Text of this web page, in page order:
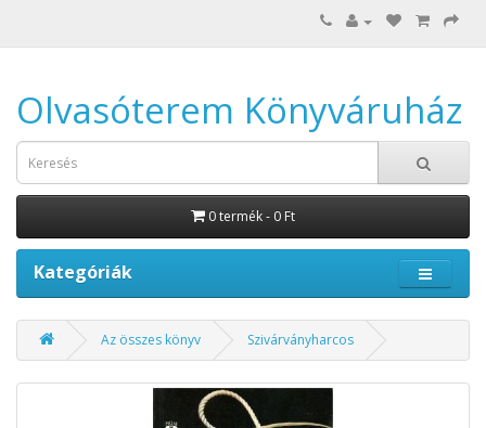
Olvasóterem Könyváruház
0 termék - 0 Ft
Kategóriák
Az összes könyv Szivárványharcos